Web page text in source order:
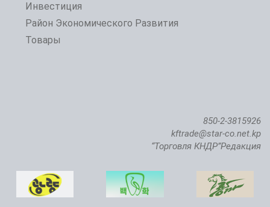
Инвестиция
Район Экономического Развития
Товары
850-2-3815926
kftrade@star-co.net.kp
“Торговля КНДР”Редакция